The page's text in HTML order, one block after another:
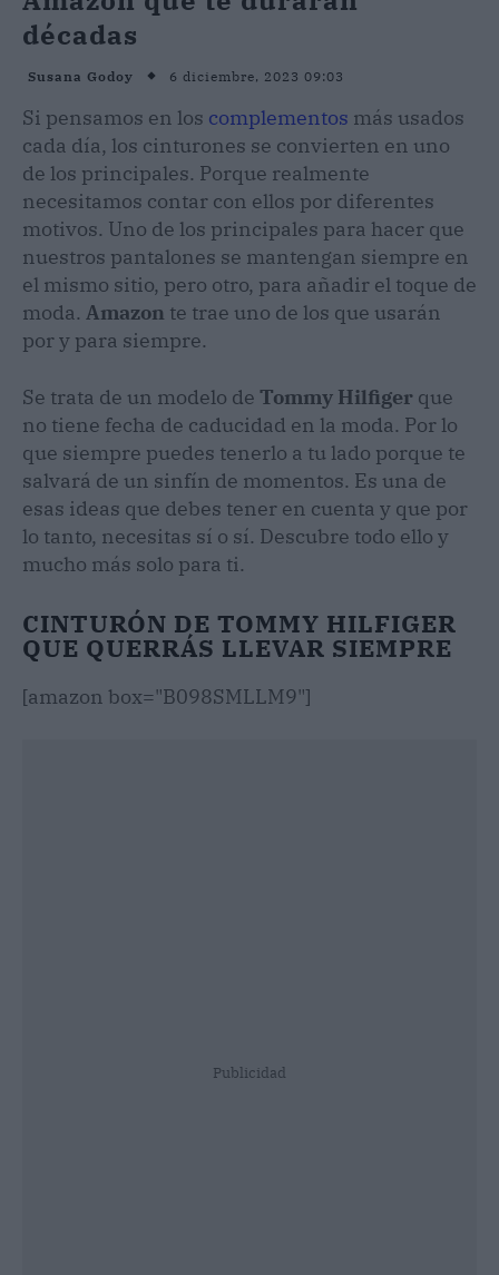
décadas
Susana Godoy 6 diciembre, 2023 09:03
Si pensamos en los complementos más usados
cada día, los cinturones se convierten en uno
de los principales. Porque realmente
necesitamos contar con ellos por diferentes
motivos. Uno de los principales para hacer que
nuestros pantalones se mantengan siempre en
el mismo sitio, pero otro, para añadir el toque de
moda. Amazon te trae uno de los que usarán
por y para siempre.
Se trata de un modelo de Tommy Hilfiger que
no tiene fecha de caducidad en la moda. Por lo
que siempre puedes tenerlo a tu lado porque te
salvará de un sinfín de momentos. Es una de
esas ideas que debes tener en cuenta y que por
lo tanto, necesitas sí o sí. Descubre todo ello y
mucho más solo para ti.
CINTURÓN DE TOMMY HILFIGER
QUE QUERRÁS LLEVAR SIEMPRE
[amazon box="B098SMLLM9"]
Publicidad